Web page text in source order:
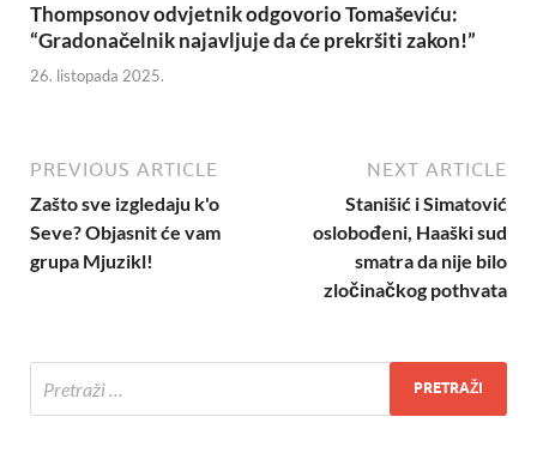
Thompsonov odvjetnik odgovorio Tomaševiću:
“Gradonačelnik najavljuje da će prekršiti zakon!”
26. listopada 2025.
PREVIOUS ARTICLE
Zašto sve izgledaju k'o
Seve? Objasnit će vam
grupa Mjuzikl!
NEXT ARTICLE
Stanišić i Simatović
oslobođeni, Haaški sud
smatra da nije bilo
zločinačkog pothvata